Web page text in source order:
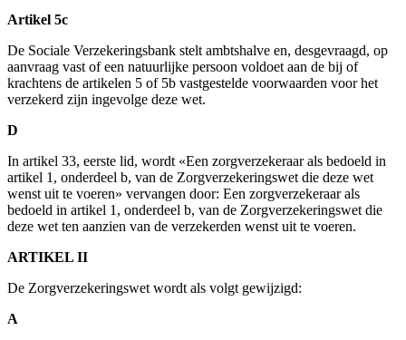
Artikel 5c
De Sociale Verzekeringsbank stelt ambtshalve en, desgevraagd, op
aanvraag vast of een natuurlijke persoon voldoet aan de bij of
krachtens de artikelen 5 of 5b vastgestelde voorwaarden voor het
verzekerd zijn ingevolge deze wet.
D
In artikel 33, eerste lid, wordt «Een zorgverzekeraar als bedoeld in
artikel 1, onderdeel b, van de Zorgverzekeringswet die deze wet
wenst uit te voeren» vervangen door: Een zorgverzekeraar als
bedoeld in artikel 1, onderdeel b, van de Zorgverzekeringswet die
deze wet ten aanzien van de verzekerden wenst uit te voeren.
ARTIKEL II
De Zorgverzekeringswet wordt als volgt gewijzigd:
A